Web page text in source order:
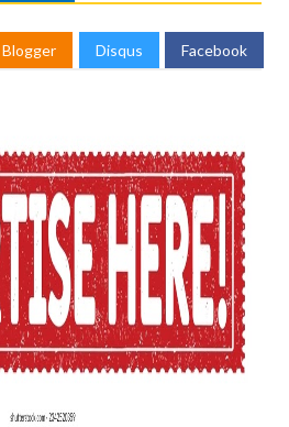
Blogger Disqus Facebook